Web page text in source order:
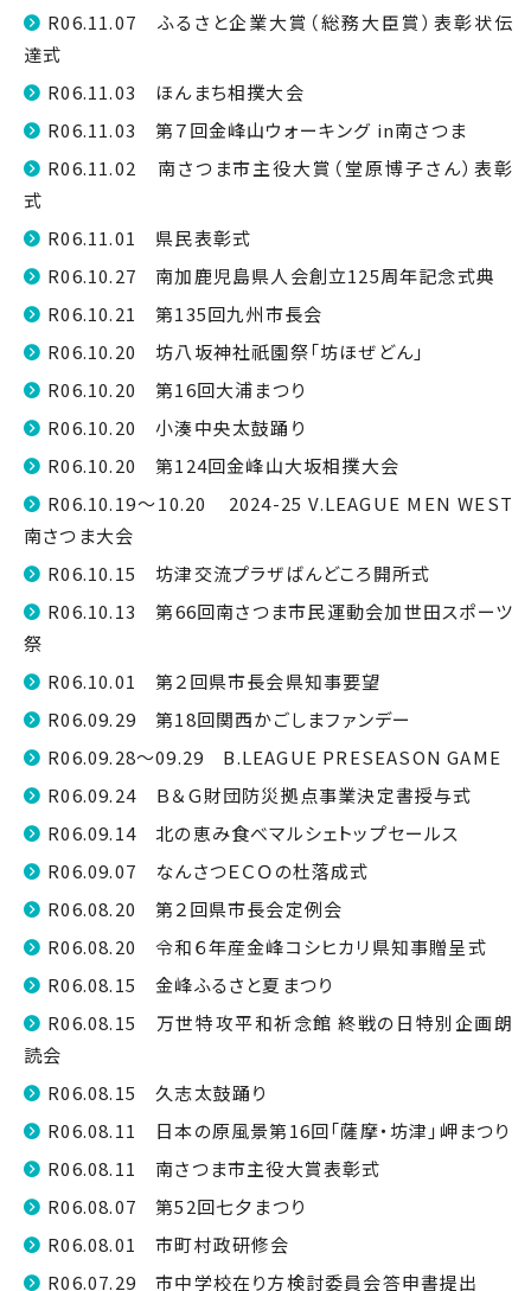
R06.11.07 ふるさと企業大賞（総務大臣賞）表彰状伝
達式
R06.11.03 ほんまち相撲大会
R06.11.03 第７回金峰山ウォーキング in南さつま
R06.11.02 南さつま市主役大賞（堂原博子さん）表彰
式
R06.11.01 県民表彰式
R06.10.27 南加鹿児島県人会創立125周年記念式典
R06.10.21 第135回九州市長会
R06.10.20 坊八坂神社祇園祭「坊ほぜどん」
R06.10.20 第16回大浦まつり
R06.10.20 小湊中央太鼓踊り
R06.10.20 第124回金峰山大坂相撲大会
R06.10.19～10.20 2024-25 V.LEAGUE MEN WEST
南さつま大会
R06.10.15 坊津交流プラザばんどころ開所式
R06.10.13 第66回南さつま市民運動会加世田スポーツ
祭
R06.10.01 第２回県市長会県知事要望
R06.09.29 第18回関西かごしまファンデー
R06.09.28～09.29 B.LEAGUE PRESEASON GAME
R06.09.24 Ｂ＆Ｇ財団防災拠点事業決定書授与式
R06.09.14 北の恵み食べマルシェトップセールス
R06.09.07 なんさつＥＣＯの杜落成式
R06.08.20 第２回県市長会定例会
R06.08.20 令和６年産金峰コシヒカリ県知事贈呈式
R06.08.15 金峰ふるさと夏まつり
R06.08.15 万世特攻平和祈念館 終戦の日特別企画朗
読会
R06.08.15 久志太鼓踊り
R06.08.11 日本の原風景第16回「薩摩・坊津」岬まつり
R06.08.11 南さつま市主役大賞表彰式
R06.08.07 第52回七夕まつり
R06.08.01 市町村政研修会
R06.07.29 市中学校在り方検討委員会答申書提出